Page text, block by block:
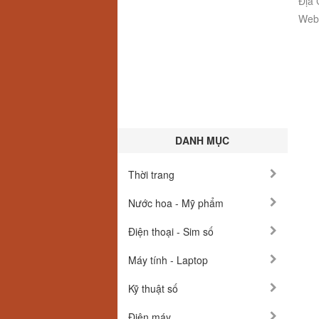
DANH MỤC
Thời trang
Nước hoa - Mỹ phẩm
Điện thoại - Sim số
Máy tính - Laptop
Kỹ thuật số